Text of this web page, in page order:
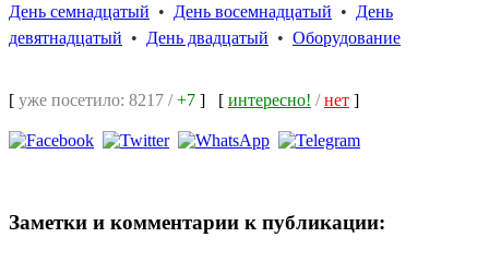
День семнадцатый • День восемнадцатый • День
девятнадцатый • День двадцатый • Оборудование
[ уже посетило: 8217 /+7 ] [ интересно! /нет ]
Заметки и комментарии к публикации: